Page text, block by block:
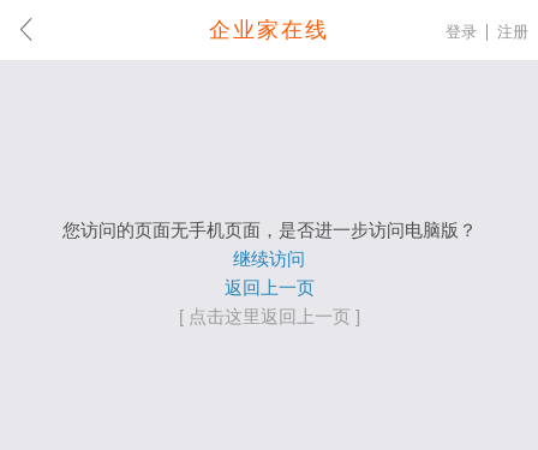
企业家在线 登录 注册
您访问的页面无手机页面，是否进一步访问电脑版？
继续访问
返回上一页
[ 点击这里返回上一页 ]